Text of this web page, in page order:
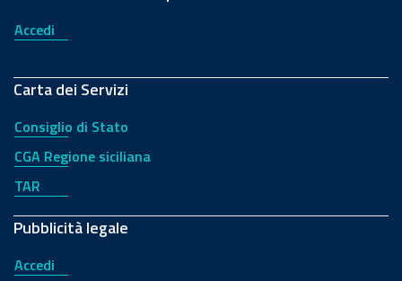
Accedi
Carta dei Servizi
Consiglio di Stato
CGA Regione siciliana
TAR
Pubblicità legale
Accedi